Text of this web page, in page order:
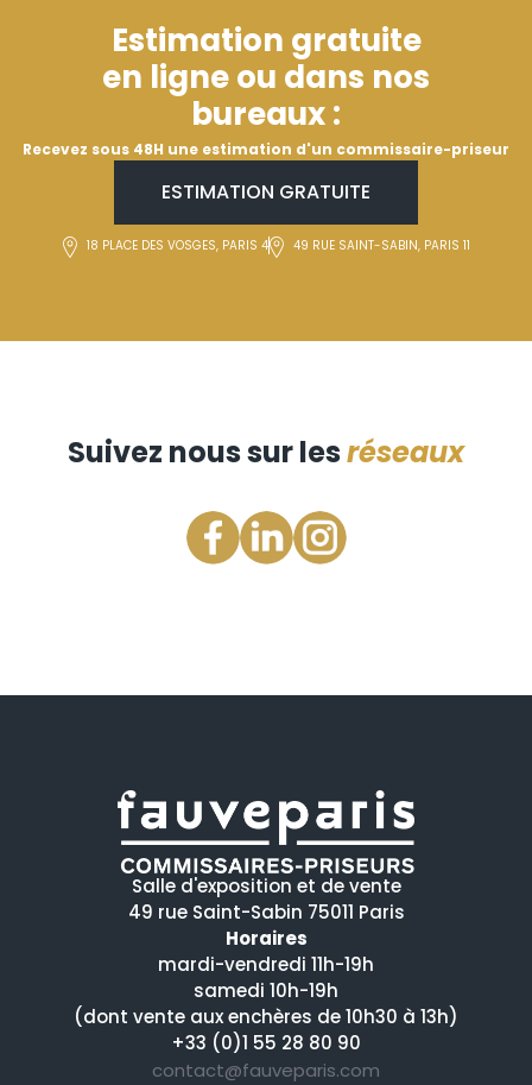
Estimation gratuite
en ligne ou dans nos
bureaux :
Recevez sous 48H une estimation d'un commissaire-priseur
ESTIMATION GRATUITE
18 PLACE DES VOSGES, PARIS 4 49 RUE SAINT-SABIN, PARIS 11
Suivez nous sur lesréseaux
Salle d'exposition et de vente
49 rue Saint-Sabin 75011 Paris
Horaires
mardi-vendredi 11h-19h
samedi 10h-19h
(dont vente aux enchères de 10h30 à 13h)
+33 (0)1 55 28 80 90
contact@fauveparis.com